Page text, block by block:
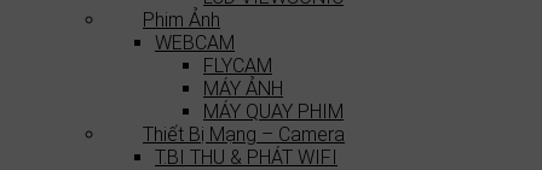
Phim Ảnh
WEBCAM
FLYCAM
MÁY ẢNH
MÁY QUAY PHIM
Thiết Bị Mạng – Camera
T.BI THU & PHÁT WIFI